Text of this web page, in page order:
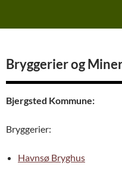
Bryggerier og
Bjergsted Kommune:
Bryggerier:
Havnsø Bryghus